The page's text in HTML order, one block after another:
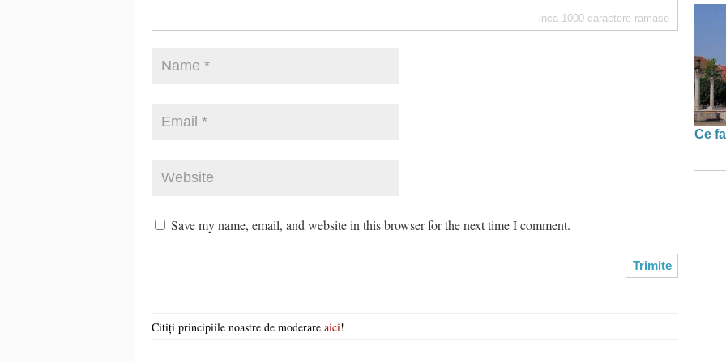
inca 1000 caractere ramase
Save my name, email, and website in this browser for the next time I comment.
Citiți principiile noastre de moderare aici!
Ce